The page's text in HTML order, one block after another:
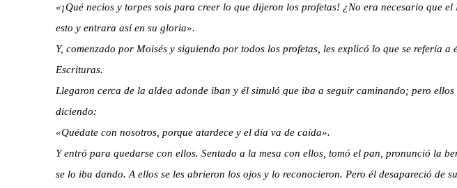
«¡Qué necios y torpes sois para creer lo que dijeron los profetas! ¿No era necesario que el
esto y entrara así en su gloria».
Y, comenzado por Moisés y siguiendo por todos los profetas, les explicó lo que se refería a
Escrituras.
Llegaron cerca de la aldea adonde iban y él simuló que iba a seguir caminando; pero ellos
diciendo:
«Quédate con nosotros, porque atardece y el día va de caída».
Y entró para quedarse con ellos. Sentado a la mesa con ellos, tomó el pan, pronunció la
se lo iba dando. A ellos se les abrieron los ojos y lo reconocieron. Pero él desapareció de